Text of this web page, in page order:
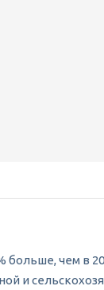
больше, чем в
и